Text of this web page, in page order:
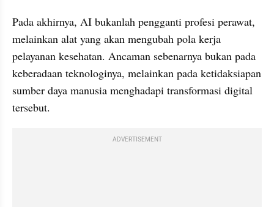
Pada akhirnya, AI bukanlah pengganti profesi perawat,
melainkan alat yang akan mengubah pola kerja
pelayanan kesehatan. Ancaman sebenarnya bukan pada
keberadaan teknologinya, melainkan pada ketidaksiapan
sumber daya manusia menghadapi transformasi digital
tersebut.
ADVERTISEMENT